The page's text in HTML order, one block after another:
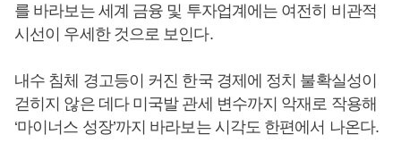
를 바라보는 세계 금융 및 투자업계에는 여전히 비관적
시선이 우세한 것으로 보인다.
내수 침체 경고등이 커진 한국 경제에 정치 불확실성이
걷히지 않은 데다 미국발 관세 변수까지 악재로 작용해
‘마이너스 성장’까지 바라보는 시각도 한편에서 나온다.